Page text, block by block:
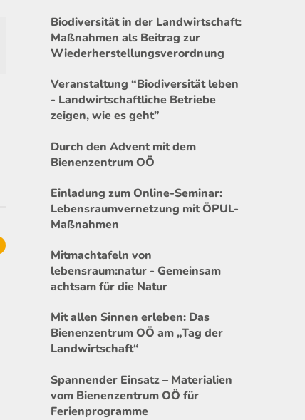
Biodiversität in der Landwirtschaft:
Maßnahmen als Beitrag zur
Wiederherstellungsverordnung
Veranstaltung “Biodiversität leben
- Landwirtschaftliche Betriebe
zeigen, wie es geht”
Durch den Advent mit dem
Bienenzentrum OÖ
Einladung zum Online-Seminar:
Lebensraumvernetzung mit ÖPUL-
Maßnahmen
Mitmachtafeln von
lebensraum:natur - Gemeinsam
achtsam für die Natur
Mit allen Sinnen erleben: Das
Bienenzentrum OÖ am „Tag der
Landwirtschaft“
Spannender Einsatz – Materialien
vom Bienenzentrum OÖ für
Ferienprogramme